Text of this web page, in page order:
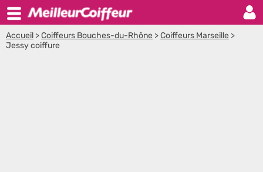
Accueil >Coiffeurs Bouches-du-Rhône >Coiffeurs Marseille >
Jessy coiffure